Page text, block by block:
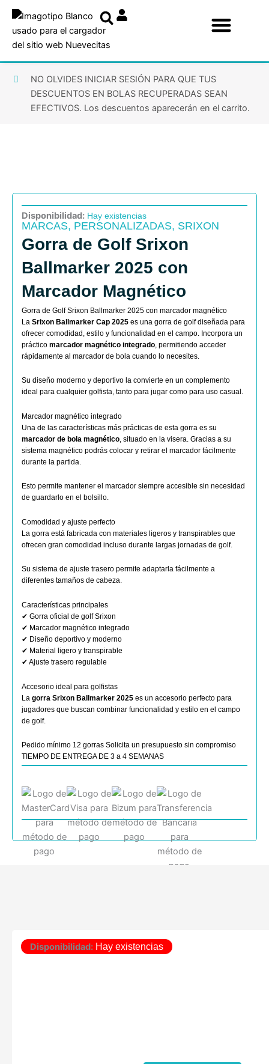
contenido
NO OLVIDES INICIAR SESIÓN PARA QUE TUS
DESCUENTOS EN BOLAS RECUPERADAS SEAN
EFECTIVOS. Los descuentos aparecerán en el carrito.
Disponibilidad: Hay existencias
MARCAS, PERSONALIZADAS, SRIXON
Gorra de Golf Srixon
Ballmarker 2025 con
Marcador Magnético
Gorra de Golf Srixon Ballmarker 2025 con marcador magnético
La Srixon Ballmarker Cap 2025 es una gorra de golf diseñada para
ofrecer comodidad, estilo y funcionalidad en el campo. Incorpora un
práctico marcador magnético integrado, permitiendo acceder
rápidamente al marcador de bola cuando lo necesites.
Su diseño moderno y deportivo la convierte en un complemento
ideal para cualquier golfista, tanto para jugar como para uso casual.
Marcador magnético integrado
Una de las características más prácticas de esta gorra es su
marcador de bola magnético, situado en la visera. Gracias a su
sistema magnético podrás colocar y retirar el marcador fácilmente
durante la partida.
Esto permite mantener el marcador siempre accesible sin necesidad
de guardarlo en el bolsillo.
Comodidad y ajuste perfecto
La gorra está fabricada con materiales ligeros y transpirables que
ofrecen gran comodidad incluso durante largas jornadas de golf.
Su sistema de ajuste trasero permite adaptarla fácilmente a
diferentes tamaños de cabeza.
Características principales
✔ Gorra oficial de golf Srixon
✔ Marcador magnético integrado
✔ Diseño deportivo y moderno
✔ Material ligero y transpirable
✔ Ajuste trasero regulable
Accesorio ideal para golfistas
La gorra Srixon Ballmarker 2025 es un accesorio perfecto para
jugadores que buscan combinar funcionalidad y estilo en el campo
de golf.
Pedido mínimo 12 gorras Solicita un presupuesto sin compromiso
TIEMPO DE ENTREGA DE 3 a 4 SEMANAS
Disponibilidad: Hay existencias